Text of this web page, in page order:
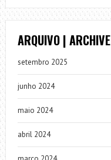
ARQUIVO | ARCHIVE
setembro 2025
junho 2024
maio 2024
abril 2024